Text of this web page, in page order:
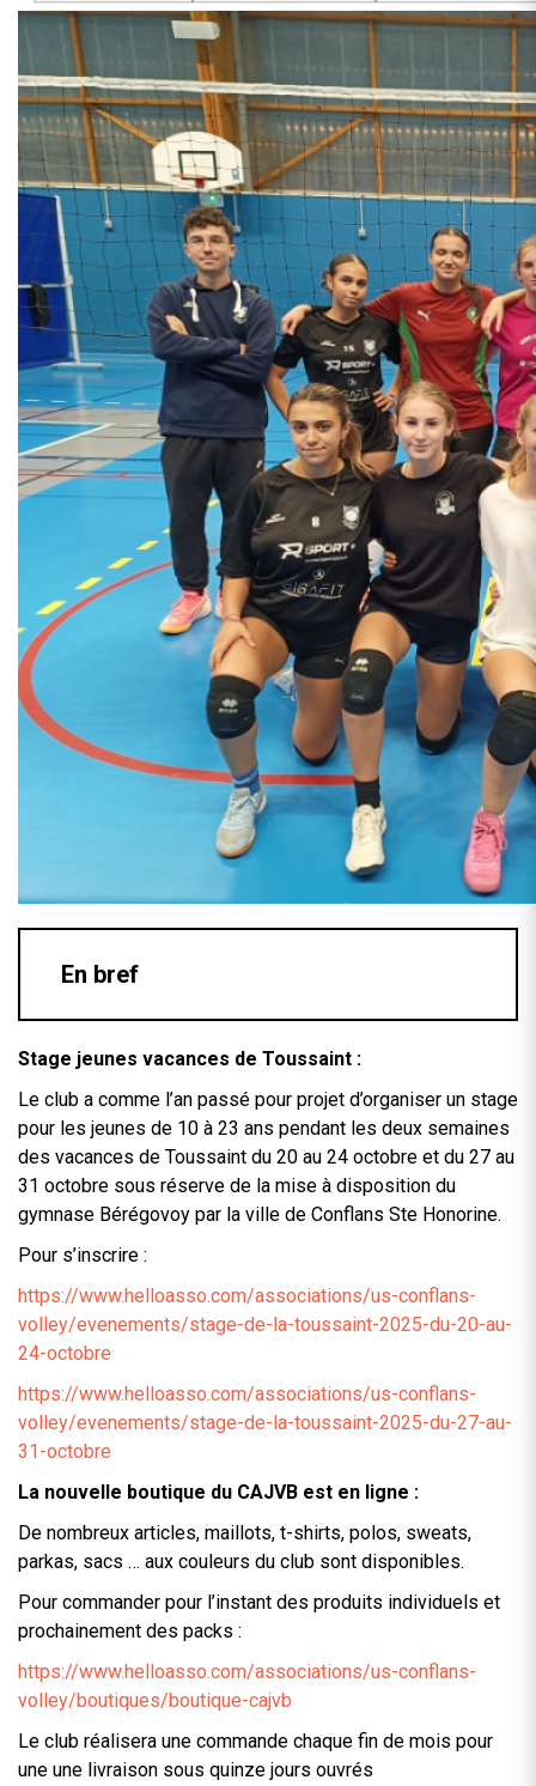
En bref
Stage jeunes vacances de Toussaint :
Le club a comme l’an passé pour projet d’organiser un stage
pour les jeunes de 10 à 23 ans pendant les deux semaines
des vacances de Toussaint du 20 au 24 octobre et du 27 au
31 octobre sous réserve de la mise à disposition du
gymnase Bérégovoy par la ville de Conflans Ste Honorine.
Pour s’inscrire :
https://www.helloasso.com/associations/us-conflans-
volley/evenements/stage-de-la-toussaint-2025-du-20-au-
24-octobre
https://www.helloasso.com/associations/us-conflans-
volley/evenements/stage-de-la-toussaint-2025-du-27-au-
31-octobre
La nouvelle boutique du CAJVB est en ligne :
De nombreux articles, maillots, t-shirts, polos, sweats,
parkas, sacs … aux couleurs du club sont disponibles.
Pour commander pour l’instant des produits individuels et
prochainement des packs :
https://www.helloasso.com/associations/us-conflans-
volley/boutiques/boutique-cajvb
Le club réalisera une commande chaque fin de mois pour
une une livraison sous quinze jours ouvrés